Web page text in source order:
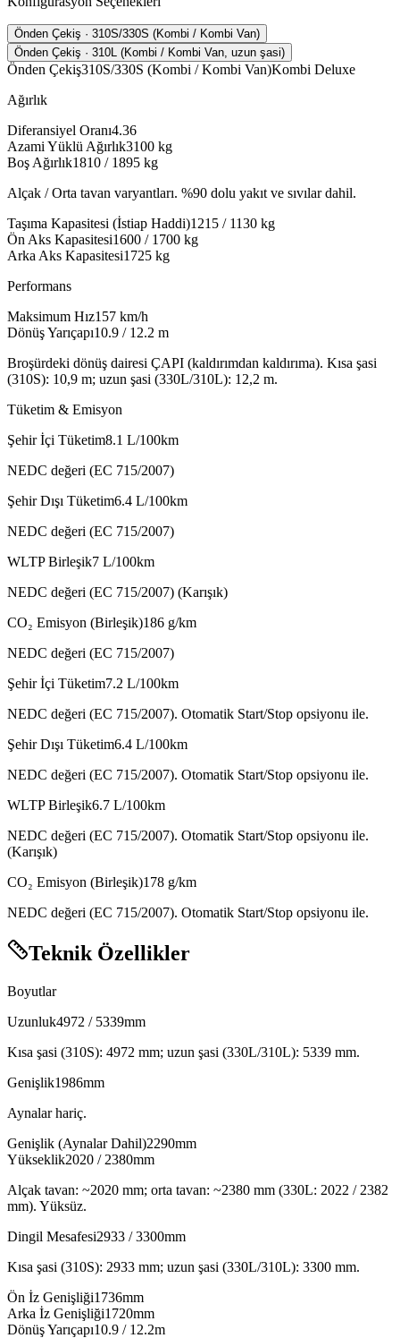
Önden Çekiş · 310S/330S (Kombi / Kombi Van)
Önden Çekiş · 310L (Kombi / Kombi Van, uzun şasi)
Önden Çekiş310S/330S (Kombi / Kombi Van)Kombi Deluxe
Ağırlık
Diferansiyel Oranı4.36
Azami Yüklü Ağırlık3100 kg
Boş Ağırlık1810 / 1895 kg
Alçak / Orta tavan varyantları. %90 dolu yakıt ve sıvılar dahil.
Taşıma Kapasitesi (İstiap Haddi)1215 / 1130 kg
Ön Aks Kapasitesi1600 / 1700 kg
Arka Aks Kapasitesi1725 kg
Performans
Maksimum Hız157 km/h
Dönüş Yarıçapı10.9 / 12.2 m
Broşürdeki dönüş dairesi ÇAPI (kaldırımdan kaldırıma). Kısa şasi
(310S): 10,9 m; uzun şasi (330L/310L): 12,2 m.
Tüketim & Emisyon
Şehir İçi Tüketim8.1 L/100km
NEDC değeri (EC 715/2007)
Şehir Dışı Tüketim6.4 L/100km
NEDC değeri (EC 715/2007)
WLTP Birleşik7 L/100km
NEDC değeri (EC 715/2007) (Karışık)
CO₂ Emisyon (Birleşik)186 g/km
NEDC değeri (EC 715/2007)
Şehir İçi Tüketim7.2 L/100km
NEDC değeri (EC 715/2007). Otomatik Start/Stop opsiyonu ile.
Şehir Dışı Tüketim6.4 L/100km
NEDC değeri (EC 715/2007). Otomatik Start/Stop opsiyonu ile.
WLTP Birleşik6.7 L/100km
NEDC değeri (EC 715/2007). Otomatik Start/Stop opsiyonu ile.
(Karışık)
CO₂ Emisyon (Birleşik)178 g/km
NEDC değeri (EC 715/2007). Otomatik Start/Stop opsiyonu ile.
Teknik Özellikler
Boyutlar
Uzunluk4972 / 5339mm
Kısa şasi (310S): 4972 mm; uzun şasi (330L/310L): 5339 mm.
Genişlik
mm
Aynalar hariç.
Genişlik (Aynalar Dahil)
mm
Yükseklik2020fuelcx
/leathx
2380mm
Alçak tavan: ~2020 mm; orta tavan: ~2380 mm (330L: 2022 / 2382
mm). Yüksüz.
Dingil Mesafesi2933 / 3300mm
Kısa şasi (310S): 2933 mm; uzun şasi (330L/310L): 3300 mm.
Ön İz Genişliği
mm
Arka İz Genişliği
mm
Dönüş Yarıçapı10.9 / 12.2enrgo
m